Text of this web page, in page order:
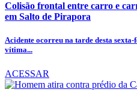
Colisão frontal entre carro e
em Salto de Pirapora
Acidente ocorreu na tarde desta
vítima...
ACESSAR